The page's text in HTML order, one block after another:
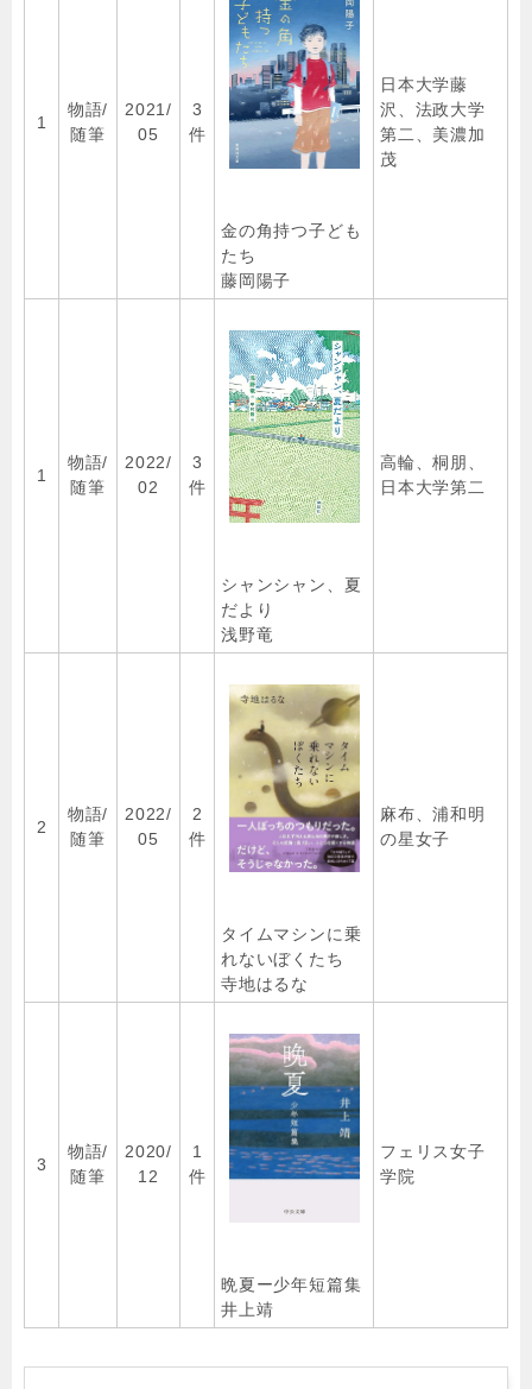
1
物語/
随筆
2021/
05
3
件
金の角持つ子ども
たち
藤岡陽子
日本大学藤
沢、法政大学
第二、美濃加
茂
1
物語/
随筆
2022/
02
3
件
シャンシャン、夏
だより
浅野竜
高輪、桐朋、
日本大学第二
2
物語/
随筆
2022/
05
2
件
タイムマシンに乗
れないぼくたち
寺地はるな
麻布、浦和明
の星女子
3
物語/
随筆
2020/
12
1
件
晩夏ー少年短篇集
井上靖
フェリス女子
学院